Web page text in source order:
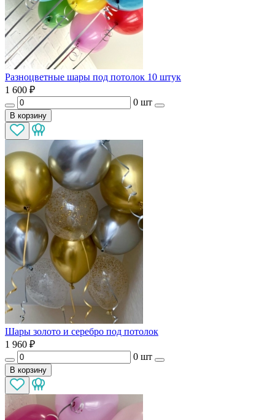
Разноцветные шары под потолок 10 штук
1 600 ₽
0 шт
В корзину
Шары золото и серебро под потолок
1 960 ₽
0 шт
В корзину